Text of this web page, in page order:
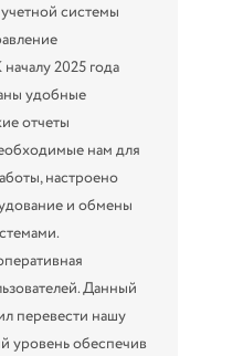
системы
2025 года
удобные
отчеты
нам для
настроено
и обмены
Данный
перевести нашу
уровень обеспечив